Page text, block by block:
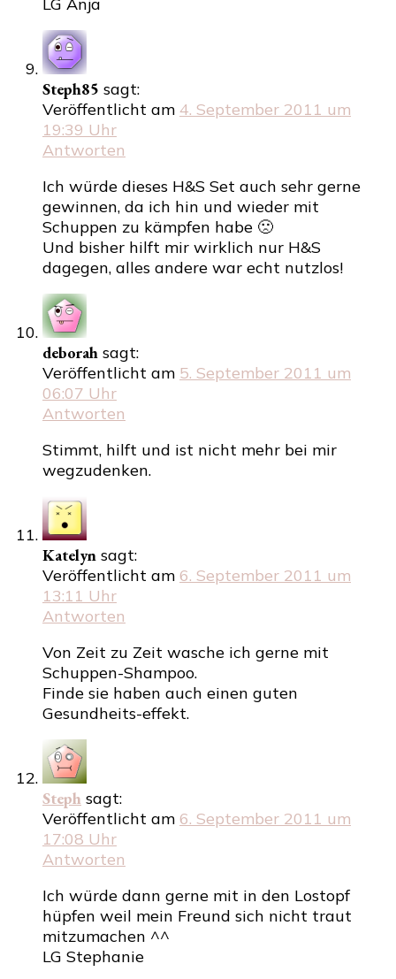
Steph85 sagt:
Veröffentlicht am 4. September 2011 um
19:39 Uhr
Antworten
Ich würde dieses H&S Set auch sehr gerne
gewinnen, da ich hin und wieder mit
Schuppen zu kämpfen habe 🙁
Und bisher hilft mir wirklich nur H&S
dagegen, alles andere war echt nutzlos!
deborah sagt:
Veröffentlicht am 5. September 2011 um
06:07 Uhr
Antworten
Stimmt, hilft und ist nicht mehr bei mir
wegzudenken.
Katelyn sagt:
Veröffentlicht am 6. September 2011 um
13:11 Uhr
Antworten
Von Zeit zu Zeit wasche ich gerne mit
Schuppen-Shampoo.
Finde sie haben auch einen guten
Gesundheits-effekt.
Steph sagt:
Veröffentlicht am 6. September 2011 um
17:08 Uhr
Antworten
Ich würde dann gerne mit in den Lostopf
hüpfen weil mein Freund sich nicht traut
mitzumachen ^^
LG Stephanie